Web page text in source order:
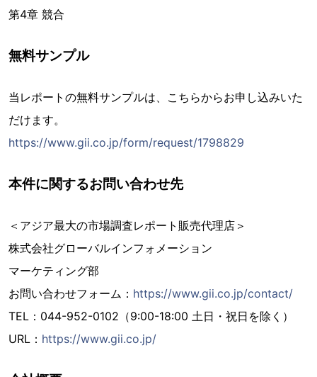
第4章 競合
無料サンプル
当レポートの無料サンプルは、こちらからお申し込みいた
だけます。
https://www.gii.co.jp/form/request/1798829
本件に関するお問い合わせ先
＜アジア最大の市場調査レポート販売代理店＞
株式会社グローバルインフォメーション
マーケティング部
お問い合わせフォーム： https://www.gii.co.jp/contact/
TEL：044-952-0102（9:00-18:00 土日・祝日を除く）
URL： https://www.gii.co.jp/